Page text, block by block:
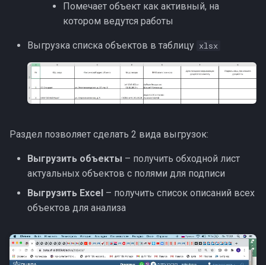
Помечает объект как активный, на
котором ведутся работы
Выгрузка списка объектов в таблицу xlsx
Раздел позволяет сделать 2 вида выгрузок:
Выгрузить объекты – получить обходной лист
актуальных объектов с полями для подписи
Выгрузить Excel – получить список описаний всех
объектов для анализа